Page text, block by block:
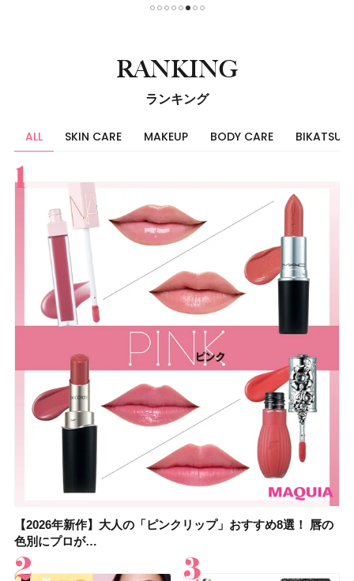
RANKING
ランキング
ALL SKIN CARE MAKEUP BODY CARE BIKATSU
すべて
【2026年新作】大人の「ピンクリップ」おすすめ8選！ 唇の
色別にプロが…
スキンケア
【上田竜也さんのマイベストコスメ５選】大人になって開眼
したからこそ愛が深…
メイク
【2026年新作】大人の「ピンクリップ」おすすめ8選！ 唇の
色別にプロが…
ボディケア
【2026夏】「香水・フレグランス」ランキングTOP5！＜美
容マニア・マ…
美活
【2026年最新】ダイエットや腸活におすすめの食品・ドリン
ク6選！ 美活…
ヘア
【2026年夏】40代におすすめの髪型30選！ 若く見える・手
入れが楽な…
ライフスタイル
【フォロー＆いいねで当たる】中国割烹旅館 掬水亭の宿泊券
を1組2名様にプ…
ビューティーズ
【セザンヌ】8/7新色追加！「ウォータリーティントリップ
」10モモピュ…